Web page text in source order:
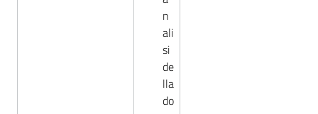
n
ali
si
de
lla
do